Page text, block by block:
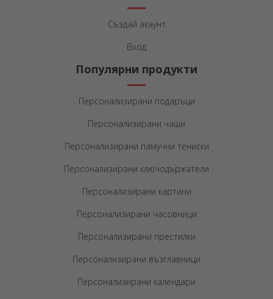
Създай акаунт
Вход
Популярни продукти
Персонализирани подаръци
Персонализирани чаши
Персонализирани памучни тениски
Персонализирани ключодържатели
Персонализирани картини
Персонализирани часовници
Персонализирани престилки
Персонализирани възглавници
Персонализирани календари